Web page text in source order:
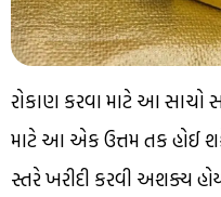
રોકાણ કરવા માટે આ સાચો
માટે આ એક ઉત્તમ તક હોઈ
સ્તરે ખરીદી કરવી અશક્ય